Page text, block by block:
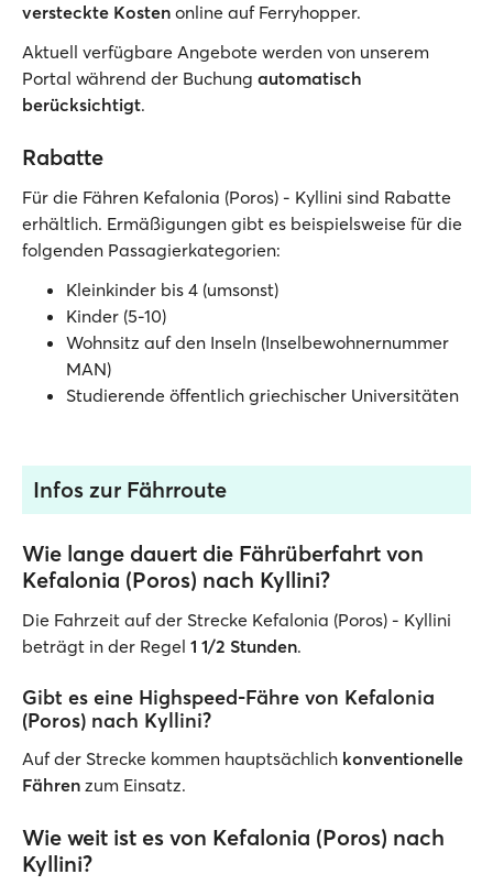
versteckte Kosten online auf Ferryhopper.
Aktuell verfügbare Angebote werden von unserem
Portal während der Buchung automatisch
berücksichtigt.
Rabatte
Für die Fähren Kefalonia (Poros) - Kyllini sind Rabatte
erhältlich. Ermäßigungen gibt es beispielsweise für die
folgenden Passagierkategorien:
Kleinkinder bis 4 (umsonst)
Kinder (5-10)
Wohnsitz auf den Inseln (Inselbewohnernummer
MAN)
Studierende öffentlich griechischer Universitäten
Infos zur Fährroute
Wie lange dauert die Fährüberfahrt von
Kefalonia (Poros) nach Kyllini?
Die Fahrzeit auf der Strecke Kefalonia (Poros) - Kyllini
beträgt in der Regel 1 1/2 Stunden.
Gibt es eine Highspeed-Fähre von Kefalonia
(Poros) nach Kyllini?
Auf der Strecke kommen hauptsächlich konventionelle
Fähren zum Einsatz.
Wie weit ist es von Kefalonia (Poros) nach
Kyllini?